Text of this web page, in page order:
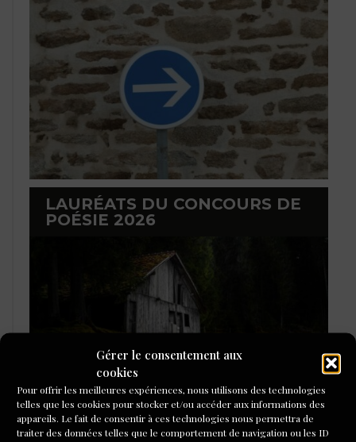
Gérer le consentement aux
cookies
Pour offrir les meilleures expériences, nous utilisons des technologies
telles que les cookies pour stocker et/ou accéder aux informations des
appareils. Le fait de consentir à ces technologies nous permettra de
traiter des données telles que le comportement de navigation ou les ID
LAURÉATS DU CONCOURS DE
POÉSIE 2026